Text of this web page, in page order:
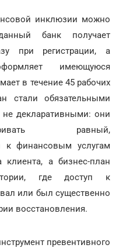
инклюзии можно
банк получает
при регистрации, а
имеющуюся
в течение 45 рабочих
стали обязательными
декларативными: они
равный,
к финансовым услугам
а бизнес-план
где доступ к
или был существенно
восстановления.
превентивного